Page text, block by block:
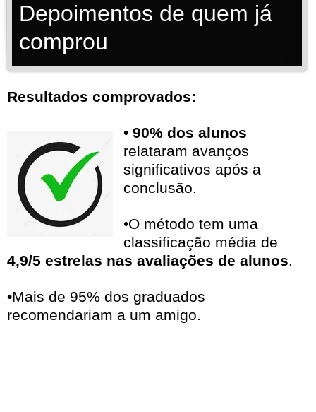
Depoimentos de quem já
comprou
Resultados comprovados:
• 90% dos alunos
relataram avanços
significativos após a
conclusão.
•O método tem uma
classificação média de
4,9/5 estrelas nas avaliações de alunos.
•Mais de 95% dos graduados
recomendariam a um amigo.